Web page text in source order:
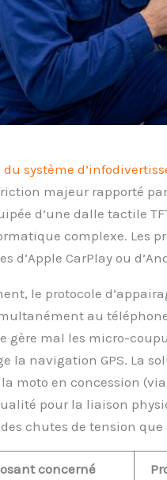
du système
majeur rapporté
d’une dalle tactile
complexe. Les
d’Apple CarPlay ou
le protocole
au
gère mal les micro-
la navigation GPS. La
moto en concession
pour la liaison
chutes de tension
concerné